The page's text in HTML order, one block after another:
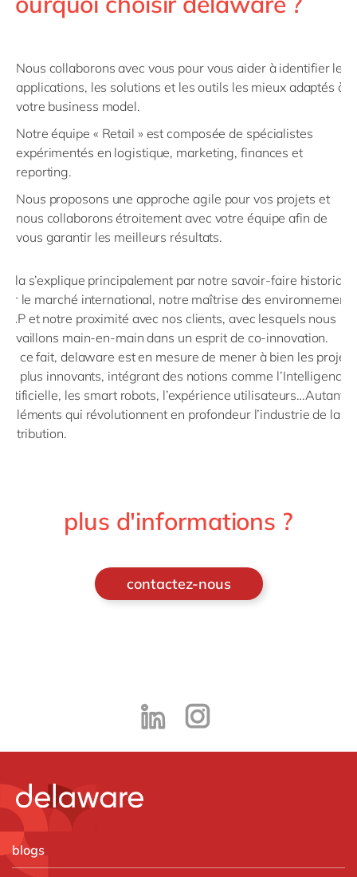
Nous collaborons avec vous pour vous aider à identifier les
applications, les solutions et les outils les mieux adaptés à
votre business model.
Notre équipe « Retail » est composée de spécialistes
expérimentés en logistique, marketing, finances et
reporting.
Nous proposons une approche agile pour vos projets et
nous collaborons étroitement avec votre équipe afin de
vous garantir les meilleurs résultats.
Cela s’explique principalement par notre savoir-faire historique
sur le marché international, notre maîtrise des environnements
SAP et notre proximité avec nos clients, avec lesquels nous
travaillons main-en-main dans un esprit de co-innovation.
De ce fait, delaware est en mesure de mener à bien les projets
les plus innovants, intégrant des notions comme l’Intelligence
Artificielle, les smart robots, l’expérience utilisateurs…Autant
d’éléments qui révolutionnent en profondeur l’industrie de la
distribution.
plus d'informations ?
contactez-nous
blogs